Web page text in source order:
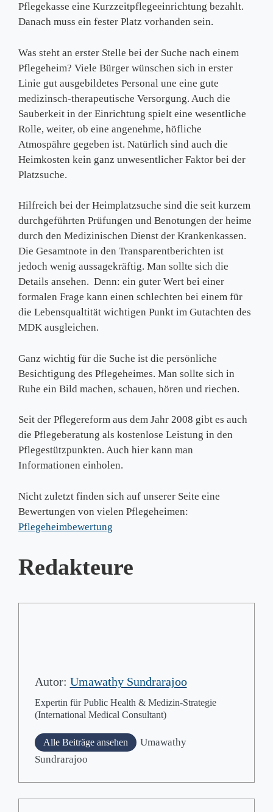
Pflegekasse eine Kurzzeitpflegeeinrichtung bezahlt.
Danach muss ein fester Platz vorhanden sein.
Was steht an erster Stelle bei der Suche nach einem
Pflegeheim? Viele Bürger wünschen sich in erster
Linie gut ausgebildetes Personal une eine gute
medizinsch-therapeutische Versorgung. Auch die
Sauberkeit in der Einrichtung spielt eine wesentliche
Rolle, weiter, ob eine angenehme, höfliche
Atmospähre gegeben ist. Natürlich sind auch die
Heimkosten kein ganz unwesentlicher Faktor bei der
Platzsuche.
Hilfreich bei der Heimplatzsuche sind die seit kurzem
durchgeführten Prüfungen und Benotungen der heime
durch den Medizinischen Dienst der Krankenkassen.
Die Gesamtnote in den Transparentberichten ist
jedoch wenig aussagekräftig. Man sollte sich die
Details ansehen. Denn: ein guter Wert bei einer
formalen Frage kann einen schlechten bei einem für
die Lebensqualtität wichtigen Punkt im Gutachten des
MDK ausgleichen.
Ganz wichtig für die Suche ist die persönliche
Besichtigung des Pflegeheimes. Man sollte sich in
Ruhe ein Bild machen, schauen, hören und riechen.
Seit der Pflegereform aus dem Jahr 2008 gibt es auch
die Pflegeberatung als kostenlose Leistung in den
Pflegestützpunkten. Auch hier kann man
Informationen einholen.
Nicht zuletzt finden sich auf unserer Seite eine
Bewertungen von vielen Pflegeheimen:
Pflegeheimbewertung
Redakteure
Autor: Umawathy Sundrarajoo
Expertin für Public Health & Medizin-Strategie
(International Medical Consultant)
Alle Beiträge ansehen
Umawathy
Sundrarajoo